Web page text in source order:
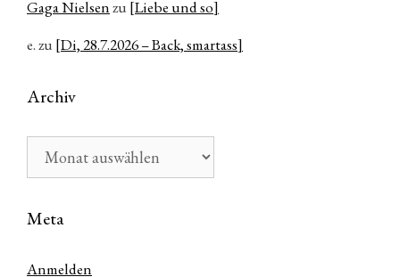
Gaga Nielsenzu [Liebe und so]
e.zu [Di, 28.7.2026 – Back, smartass]
Archiv
Meta
Anmelden